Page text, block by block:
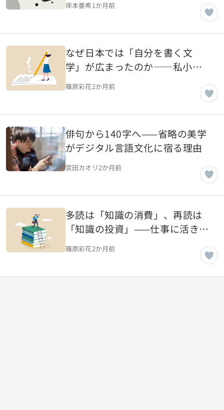
岸本亜希1か月前
なぜ日本では「自分を書く文
学」が広まったのか――私小説
が育てた自己開示文化のルーツ
篠原彩花2か月前
俳句から140字へ——省略の美学
がデジタル言語文化に宿る理由
宮田カオリ2か月前
多読は「知識の消費」、再読は
「知識の投資」——仕事に活きる
読書術の本質
篠原彩花2か月前